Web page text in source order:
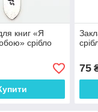
книг «Я
срібло
75